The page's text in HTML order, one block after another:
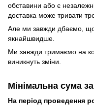
обставини або є
доставка може тривати
Але ми завжди дбаємо,
якнайшвидше.
Ми завжди тримаємо на
виникнуть зміни.
Мінімальна сума
На період проведення